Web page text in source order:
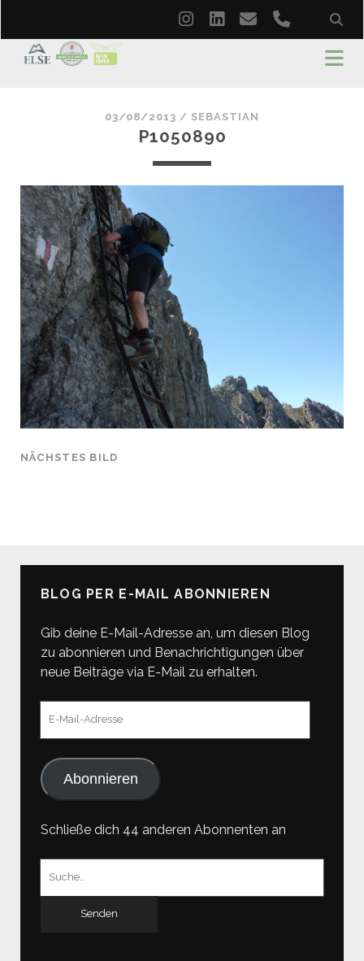
instagram
linkedin
emailphone
03/08/2013 / SEBASTIAN
P1050890
NÄCHSTES BILD
BLOG PER E-MAIL ABONNIEREN
Gib deine E-Mail-Adresse an, um diesen Blog
zu abonnieren und Benachrichtigungen über
neue Beiträge via E-Mail zu erhalten.
Abonnieren
Schließe dich 44 anderen Abonnenten an